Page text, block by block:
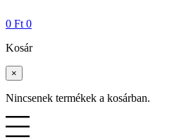
0 Ft 0
Kosár
×
Nincsenek termékek a kosárban.